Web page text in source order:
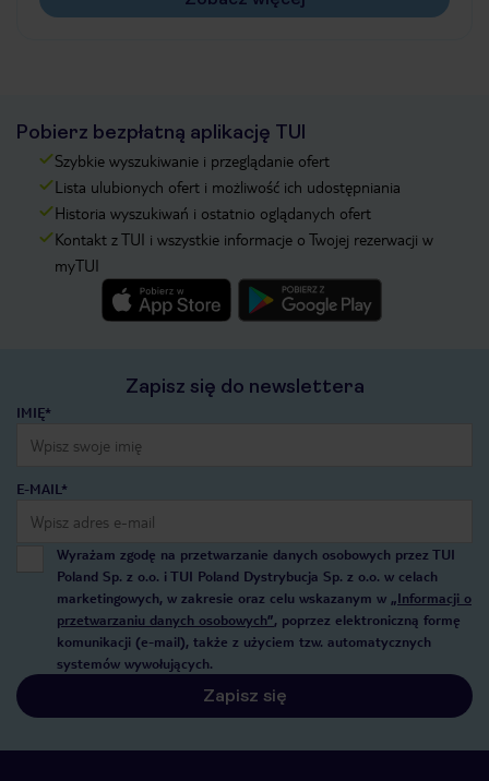
Pobierz bezpłatną aplikację TUI
Szybkie wyszukiwanie i przeglądanie ofert
Lista ulubionych ofert i możliwość ich udostępniania
Historia wyszukiwań i ostatnio oglądanych ofert
Kontakt z TUI i wszystkie informacje o Twojej rezerwacji w
myTUI
Zapisz się do newslettera
IMIĘ*
E-MAIL*
Wyrażam zgodę na przetwarzanie danych osobowych przez TUI
Poland Sp. z o.o. i TUI Poland Dystrybucja Sp. z o.o. w celach
marketingowych, w zakresie oraz celu wskazanym w „Informacji o
przetwarzaniu danych osobowych”, poprzez elektroniczną formę
komunikacji (e-mail), także z użyciem tzw. automatycznych
systemów wywołujących.
Zapisz się